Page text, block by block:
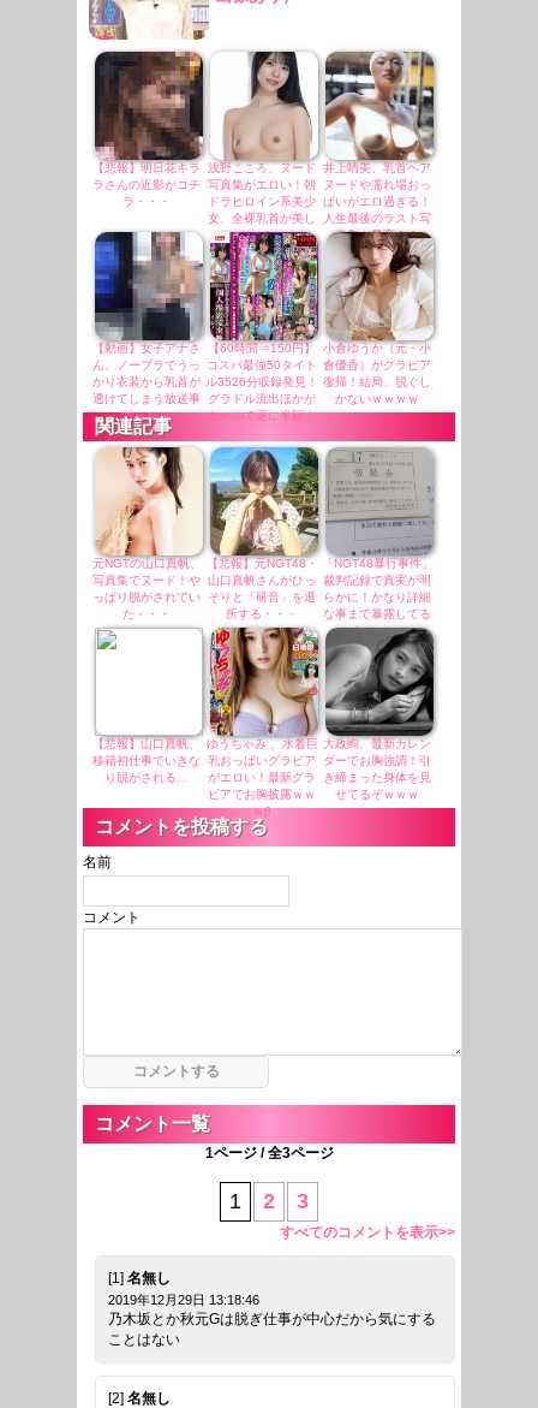
【悲報】明日花キラ
ラさんの近影がコチ
ラ・・・
浅野こころ、ヌード
写真集がエロい！朝
ドラヒロイン系美少
女、全裸乳首が美し
い！
井上晴美、乳首ヘア
ヌードや濡れ場おっ
ぱいがエロ過ぎる！
人生最後のラスト写
真集、最高！！
【動画】女子アナさ
ん、ノーブラでうっ
かり衣装から乳首が
透けてしまう放送事
故ｗｗｗ
【60時間⇒150円】
コスパ最強50タイト
ル3526分収録発見！
グラドル流出ほかが
セールで更に半額！
小倉ゆうか（元・小
倉優香）がグラビア
復帰！結局、脱ぐし
かないｗｗｗｗ
関連記事
元NGTの山口真帆、
写真集でヌード！や
っぱり脱がされてい
た・・・
【悲報】元NGT48・
山口真帆さんがひっ
そりと「研音」を退
所する・・・
「NGT48暴行事件」
裁判記録で真実が明
らかに！かなり詳細
な事まで暴露してる
な・・・
【悲報】山口真帆、
移籍初仕事でいきな
り脱がされる…
ゆうちゃみ 、水着巨
乳おっぱいグラビア
がエロい！最新グラ
ビアでお胸披露ｗｗ
ｗβ
大政絢、最新カレン
ダーでお胸強調！引
き締まった身体を見
せてるぞｗｗｗ
コメントを投稿する
名前
コメント
コメント一覧
1ページ / 全3ページ
1 2 3
すべてのコメントを表示>>
[1] 名無し
2019年12月29日 13:18:46
乃木坂とか秋元Gは脱ぎ仕事が中心だから気にする
ことはない
[2] 名無し